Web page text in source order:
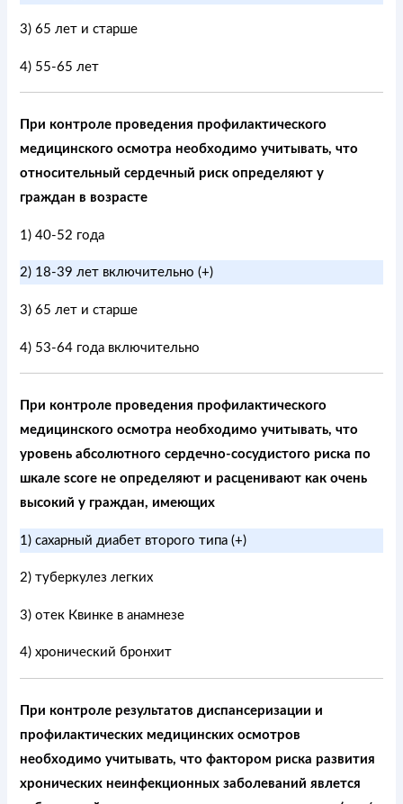
3) 65 лет и старше
4) 55-65 лет
При контроле проведения профилактического
медицинского осмотра необходимо учитывать, что
относительный сердечный риск определяют у
граждан в возрасте
1) 40-52 года
2) 18-39 лет включительно (+)
3) 65 лет и старше
4) 53-64 года включительно
При контроле проведения профилактического
медицинского осмотра необходимо учитывать, что
уровень абсолютного сердечно-сосудистого риска по
шкале score не определяют и расценивают как очень
высокий у граждан, имеющих
1) сахарный диабет второго типа (+)
2) туберкулез легких
3) отек Квинке в анамнезе
4) хронический бронхит
При контроле результатов диспансеризации и
профилактических медицинских осмотров
необходимо учитывать, что фактором риска развития
хронических неинфекционных заболеваний явлется